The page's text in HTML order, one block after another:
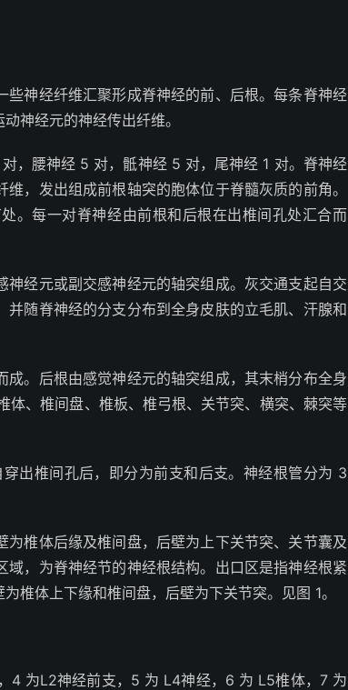
神经纤维汇聚形成脊神经的前、后根。每条脊神经
神经元的神经传出纤维。
，腰神经 5 对，骶神经 5 对，尾神经 1 对。脊神经
，发出组成前根轴突的胞体位于脊髓灰质的前角。
。每一对脊神经由前根和后根在出椎间孔处汇合而
经元或副交感神经元的轴突组成。灰交通支起自交
随脊神经的分支分布到全身皮肤的立毛肌、汗腺和
。后根由感觉神经元的轴突组成，其末梢分布全身
、椎间盘、椎板、椎弓根、关节突、横突、棘突等
出椎间孔后，即分为前支和后支。神经根管分为 3
椎体后缘及椎间盘，后壁为上下关节突、关节囊及
，为脊神经节的神经根结构。出口区是指神经根紧
椎体上下缘和椎间盘，后壁为下关节突。见图 1。
4 为L2神经前支，5 为 L4神经，6 为 L5椎体，7 为